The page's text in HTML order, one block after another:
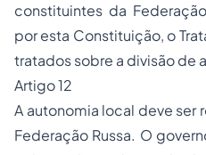
constituintes da
por esta Constituição, o
tratados sobre a divisão de
Artigo 12
A autonomia local deve ser
Federação Russa. O